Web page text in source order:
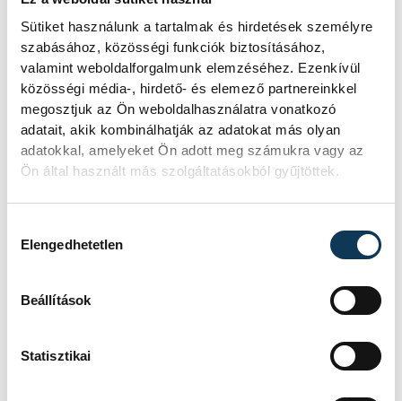
Sütiket használunk a tartalmak és hirdetések személyre
szabásához, közösségi funkciók biztosításához,
valamint weboldalforgalmunk elemzéséhez. Ezenkívül
közösségi média-, hirdető- és elemező partnereinkkel
megosztjuk az Ön weboldalhasználatra vonatkozó
adatait, akik kombinálhatják az adatokat más olyan
adatokkal, amelyeket Ön adott meg számukra vagy az
Ön által használt más szolgáltatásokból gyűjtöttek.
Elengedhetetlen
Beállítások
Statisztikai
SZERZŐ
vehir.hu